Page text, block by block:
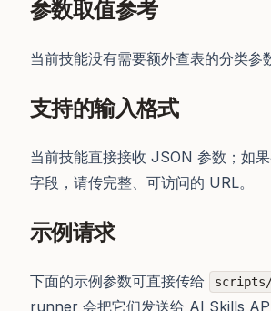
参数取值参考
当前技能没有需要额外查表的分类参
支持的输入格式
当前技能直接接收 JSON 参数；如
字段，请传完整、可访问的 URL。
示例请求
下面的示例参数可直接传给
runner 会把它们发送给 AI Skills API